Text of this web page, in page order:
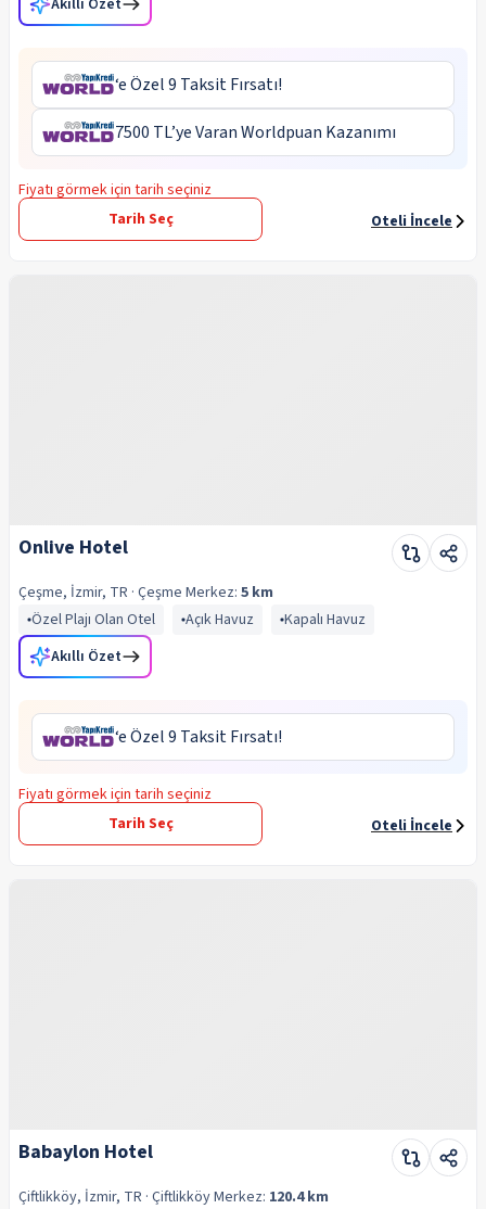
Akıllı Özet
‘e Özel 9 Taksit Fırsatı!
7500 TL’ye Varan Worldpuan Kazanımı
Fiyatı görmek için tarih seçiniz
Tarih Seç
Oteli İncele
Onlive Hotel
Çeşme, İzmir, TR · Çeşme Merkez: 5 km
Özel Plajı Olan Otel
Açık Havuz
Kapalı Havuz
Akıllı Özet
‘e Özel 9 Taksit Fırsatı!
Fiyatı görmek için tarih seçiniz
Tarih Seç
Oteli İncele
Babaylon Hotel
Çiftlikköy, İzmir, TR · ÇiftlikköyMerkez: 120.4 km